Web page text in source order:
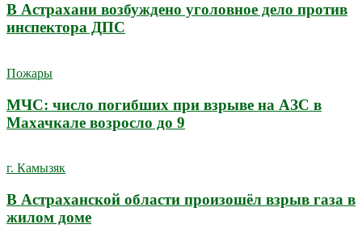
В Астрахани возбуждено уголовное дело против
инспектора ДПС
Пожары
МЧС: число погибших при взрыве на АЗС в
Махачкале возросло до 9
г. Камызяк
В Астраханской области произошёл взрыв газа в
жилом доме